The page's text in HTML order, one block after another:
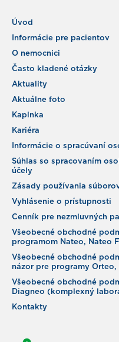
Úvod
Informácie pre pacientov
O nemocnici
Často kladené otázky
Aktuality
Aktuálne foto
Kaplnka
Kariéra
Informácie o spracúvaní
Súhlas so spracovaním
účely
Zásady používania
Vyhlásenie o prístupnosti
Cenník pre nezmluvných
Všeobecné obchodné
programom Nateo, Nateo
Všeobecné obchodné
názor pre programy
Všeobecné obchodné
Diagneo (komplexný
Kontakty